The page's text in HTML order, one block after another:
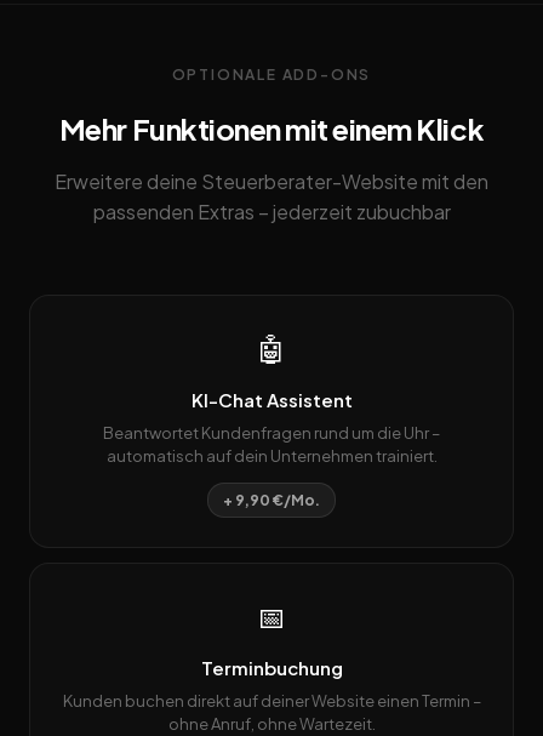
OPTIONALE ADD-ONS
Mehr Funktionen mit einem Klick
Erweitere deine Steuerberater-Website mit den
passenden Extras – jederzeit zubuchbar
🤖
KI-Chat Assistent
Beantwortet Kundenfragen rund um die Uhr –
automatisch auf dein Unternehmen trainiert.
+ 9,90 €/Mo.
📅
Terminbuchung
Kunden buchen direkt auf deiner Website einen Termin –
ohne Anruf, ohne Wartezeit.